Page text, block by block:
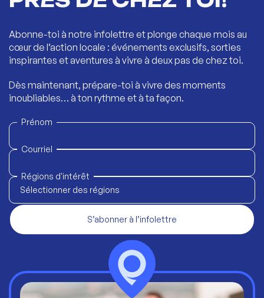
Abonne-toi à notre infolettre et plonge chaque mois au
cœur de l’action locale : événements exclusifs, sorties
inspirantes et aventures à vivre à deux pas de chez toi.
Dès maintenant, prépare-toi à vivre des moments
inoubliables… à ton rythme et à ta façon.
Prénom
Courriel
Régions d'intérêt
Sélectionner des régions
S’abonner à l’infolettre